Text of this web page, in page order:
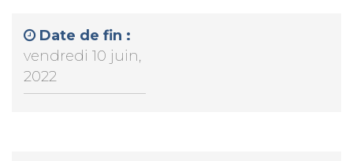
Date de fin :
vendredi 10 juin,
2022